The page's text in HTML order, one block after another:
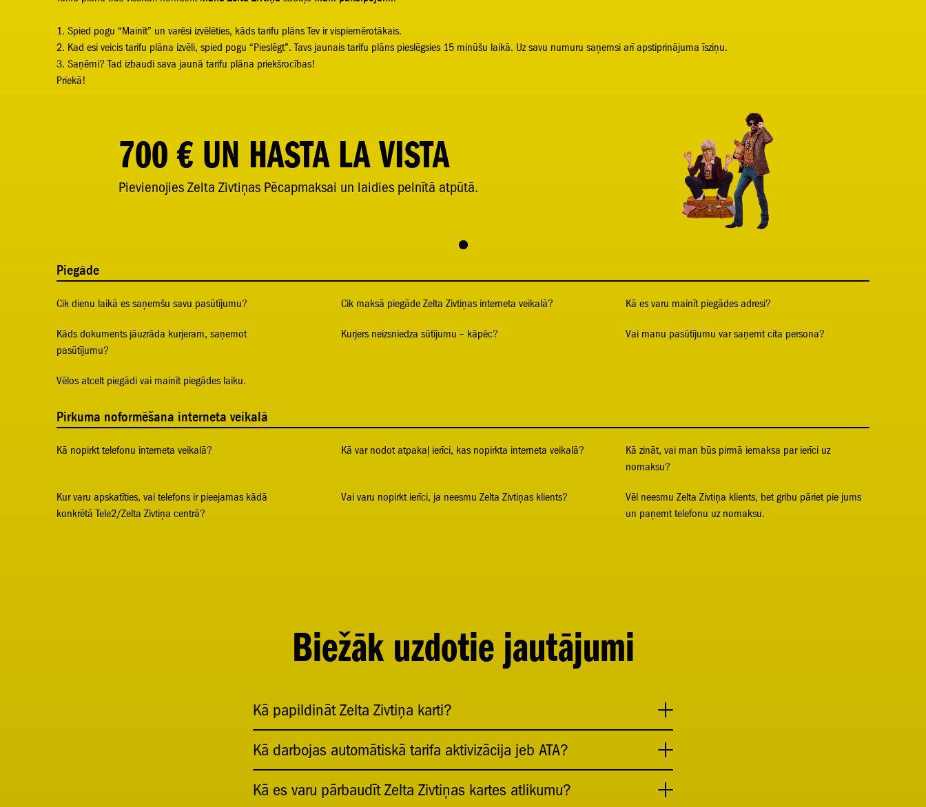
1. Spied pogu “Mainīt” un varēsi izvēlēties, kāds tarifu plāns Tev ir vispiemērotākais.
2. Kad esi veicis tarifu plāna izvēli, spied pogu “Pieslēgt”. Tavs jaunais tarifu plāns pieslēgsies 15 minūšu laikā. Uz savu numuru saņemsi arī apstiprinājuma īsziņu.
3. Saņēmi? Tad izbaudi sava jaunā tarifu plāna priekšrocības!
Priekā!
700 € UN HASTA LA VISTA
Pievienojies Zelta Zivtiņas Pēcapmaksai un laidies pelnītā atpūtā.
Piegāde
Cik dienu laikā es saņemšu savu pasūtījumu? Cik maksā piegāde Zelta Zivtiņas interneta veikalā? Kā es varu mainīt piegādes adresi?
Kāds dokuments jāuzrāda kurjeram, saņemot
pasūtījumu?
Kurjers neizsniedza sūtījumu – kāpēc? Vai manu pasūtījumu var saņemt cita persona?
Vēlos atcelt piegādi vai mainīt piegādes laiku.
Pirkuma noformēšana interneta veikalā
Kā nopirkt telefonu interneta veikalā? Kā var nodot atpakaļ ierīci, kas nopirkta interneta veikalā?
Kā zināt, vai man būs pirmā iemaksa par ierīci uz
nomaksu?
Kur varu apskatīties, vai telefons ir pieejamas kādā
konkrētā Tele2/Zelta Zivtiņa centrā?
Vai varu nopirkt ierīci, ja neesmu Zelta Zivtiņas klients?
Vēl neesmu Zelta Zivtiņa klients, bet gribu pāriet pie jums
un paņemt telefonu uz nomaksu.
Biežāk uzdotie jautājumi
Kā papildināt Zelta Zivtiņa karti?
Kā darbojas automātiskā tarifa aktivizācija jeb ATA?
Kā es varu pārbaudīt Zelta Zivtiņas kartes atlikumu?